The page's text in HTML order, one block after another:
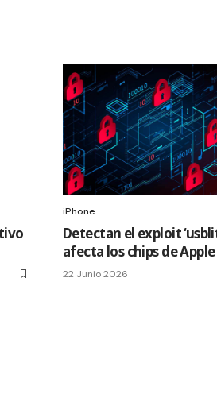
iPhone
Detectan el exploit
afecta los chips de
22 Junio 2026